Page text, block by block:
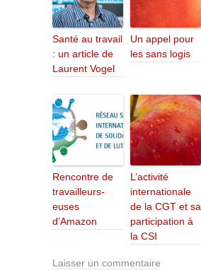
Santé au travail
: un article de
Laurent Vogel
Un appel pour
les sans logis
Rencontre de
travailleurs-
euses
d’Amazon
L’activité
internationale
de la CGT et sa
participation à
la CSI
Laisser un commentaire